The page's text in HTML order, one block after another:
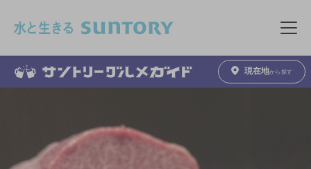
メニュ
現在地から探す